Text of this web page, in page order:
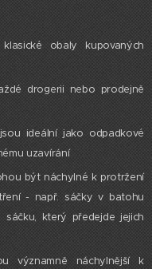
obaly kupovaných
drogerii nebo prodejně
ideální jako odpadkové
uzavírání
být náchylné k protržení
- např. sáčky v batohu
který předejde jejich
významně náchylnější k